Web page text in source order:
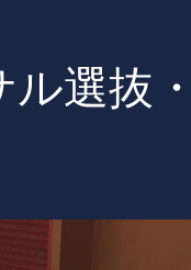
選抜